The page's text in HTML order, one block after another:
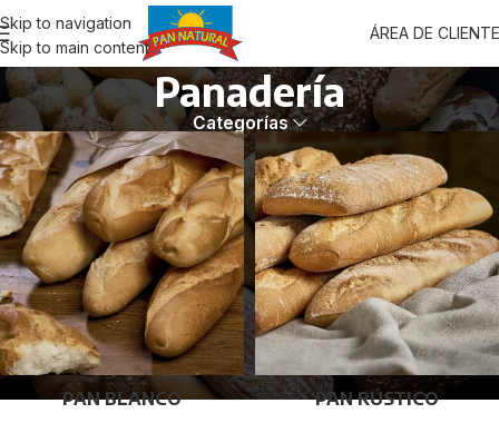
Skip to navigation
Skip to main content
ÁREA DE
Panadería
Categorías
PAN BLANCO PAN RÚSTICO